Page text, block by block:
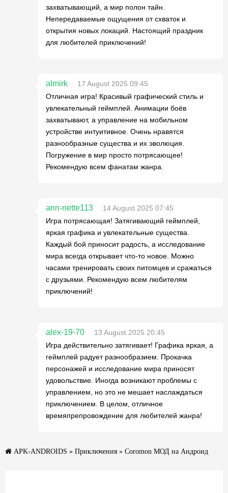
захватывающий, а мир полон тайн.
Непередаваемые ощущения от схваток и
открытия новых локаций. Настоящий праздник
для любителей приключений!
almirk
17 August 2025 09:45
Отличная игра! Красивый графический стиль и
увлекательный геймплей. Анимации боёв
захватывают, а управление на мобильном
устройстве интуитивное. Очень нравятся
разнообразные существа и их эволюция.
Погружение в мир просто потрясающее!
Рекомендую всем фанатам жанра.
ann-nette113
14 August 2025 07:45
Игра потрясающая! Затягивающий геймплей,
яркая графика и увлекательные существа.
Каждый бой приносит радость, а исследование
мира всегда открывает что-то новое. Можно
часами тренировать своих питомцев и сражаться
с друзьями. Рекомендую всем любителям
приключений!
alex-19-70
13 August 2025 20:45
Игра действительно затягивает! Графика яркая, а
геймплей радует разнообразием. Прокачка
персонажей и исследование мира приносят
удовольствие. Иногда возникают проблемы с
управлением, но это не мешает наслаждаться
приключением. В целом, отличное
времяпрепровождение для любителей жанра!
APK-ANDROIDS » Приключения » Coromon МОД на Андроид